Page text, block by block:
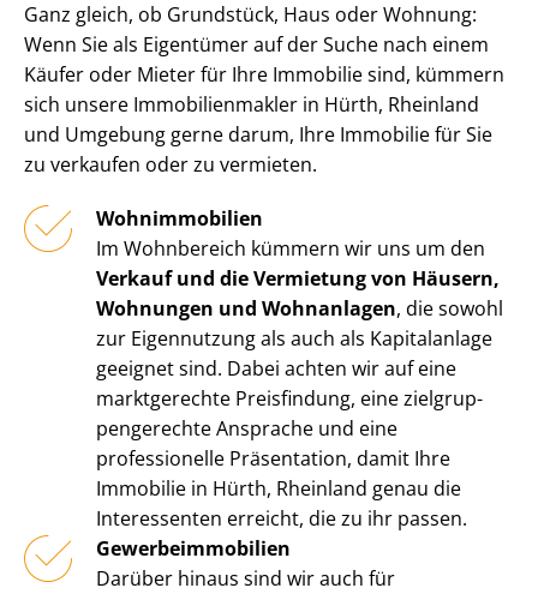
Ganz gleich, ob Grundstück, Haus oder Wohnung:
Wenn Sie als Eigentümer auf der Suche nach einem
Käufer oder Mieter für Ihre Immobilie sind, kümmern
sich unsere Im­mo­bi­li­en­mak­ler in Hürth, Rheinland
und Umgebung gerne darum, Ihre Immobilie für Sie
zu verkaufen oder zu vermieten.
Wohnimmobilien
Im Wohnbereich kümmern wir uns um den
Verkauf und die Vermietung von Häusern,
Wohnungen und Wohnanlagen, die sowohl
zur Eigennutzung als auch als Kapitalanlage
geeignet sind. Dabei achten wir auf eine
marktgerechte Preisfindung, eine ziel­grup­
pen­ge­rech­te Ansprache und eine
professionelle Präsentation, damit Ihre
Immobilie in Hürth, Rheinland genau die
Interessenten erreicht, die zu ihr passen.
Ge­wer­be­im­mo­bi­li­en
Darüber hinaus sind wir auch für